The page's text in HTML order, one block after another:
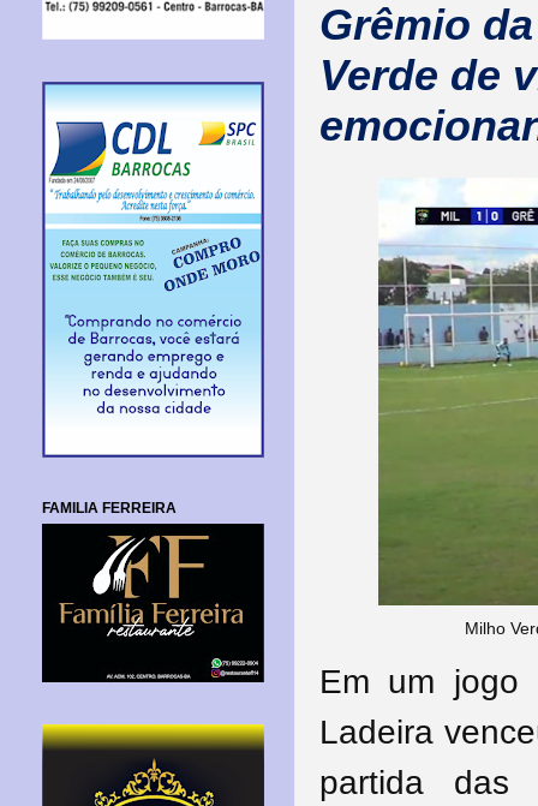
Grêmio
Verde de
Milho
Em um jogo
Ladeira
partida das
FAMILIA FERREIRA